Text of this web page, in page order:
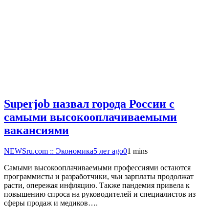
Superjob назвал города России с
самыми высокооплачиваемыми
вакансиями
NEWSru.com :: Экономика5 лет ago01 mins
Самыми высокооплачиваемыми профессиями остаются
программисты и разработчики, чьи зарплаты продолжат
расти, опережая инфляцию. Также пандемия привела к
повышению спроса на руководителей и специалистов из
сферы продаж и медиков….